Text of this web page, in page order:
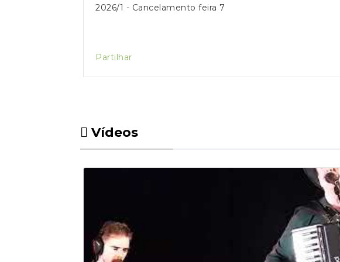
2026/1 - Cancelamento feira 7
Partilhar
Vídeos